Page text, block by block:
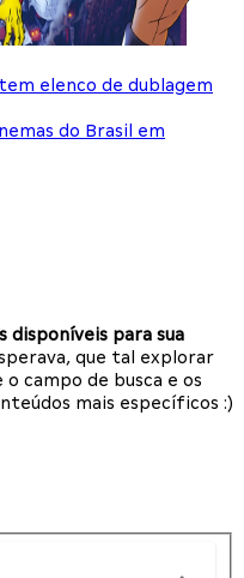
tem elenco de dublagem
do Brasil em
disponíveis para sua
que tal explorar
o campo de busca e os
mais específicos :)